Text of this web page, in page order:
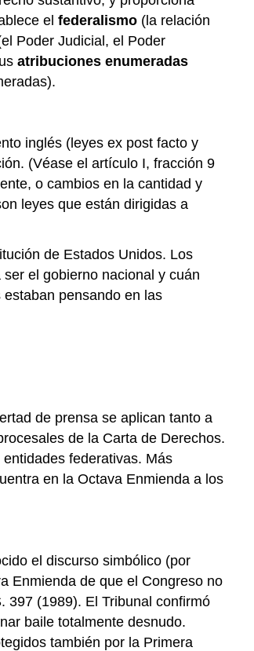
el federalismo (la relación
Poder Judicial, el Poder
atribuciones enumeradas
inglés (leyes ex post facto y
(Véase el artículo I, fracción 9
o cambios en la cantidad y
leyes que están dirigidas a
de Estados Unidos. Los
el gobierno nacional y cuán
pensando en las
de prensa se aplican tanto a
de la Carta de Derechos.
federativas. Más
en la Octava Enmienda a los
el discurso simbólico (por
Enmienda de que el Congreso no
397 (1989). El Tribunal confirmó
baile totalmente desnudo.
también por la Primera